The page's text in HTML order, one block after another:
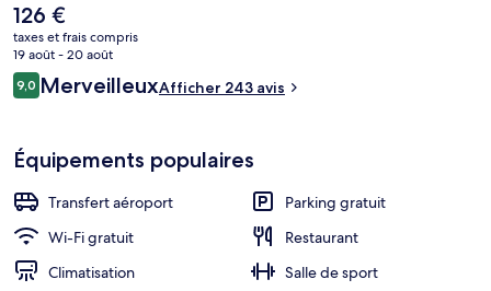
Le
prix
actuel
est
de
126 €
taxes et frais compris
19 août - 20 août
Avis
voyageurs
9,09,0 sur 10
MerveilleuxAfficher 243 avis
Équipements populaires
Transfert aéroport
Parking gratuit
Wi-Fi gratuit
Restaurant
Climatisation
Salle de sport